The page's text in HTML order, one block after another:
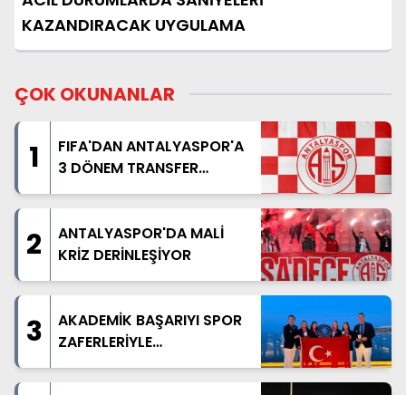
KAZANDIRACAK UYGULAMA
ÇOK OKUNANLAR
1
FIFA'DAN ANTALYASPOR'A
3 DÖNEM TRANSFER
YASAĞI
2
ANTALYASPOR'DA MALİ
KRİZ DERİNLEŞİYOR
3
AKADEMİK BAŞARIYI SPOR
ZAFERLERİYLE
TAÇLANDIRDILAR